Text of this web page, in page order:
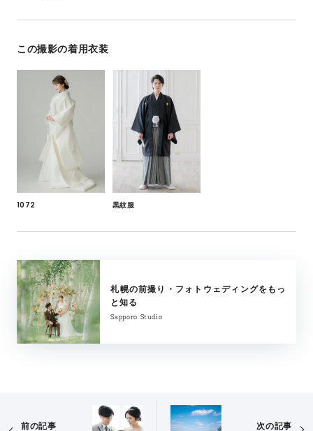
この撮影の着用衣装
1072 黒紋服
札幌の前撮り・フォトウェディングをもっ
と知る
Sapporo Studio
前の記事 次の記事